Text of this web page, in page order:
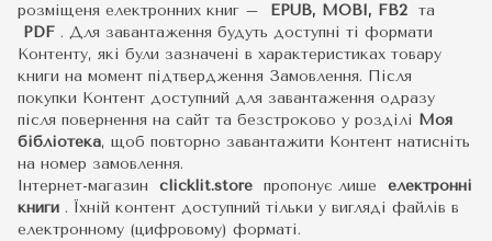
розміщеня електронних книг –
EPUB, MOBI, FB2 та
PDF . Для завантаження будуть доступні ті формати
Контенту, які були зазначені в характеристиках товару
книги на момент підтвердження Замовлення. Після
покупки Контент доступний для завантаження одразу
після повернення на сайт та безстроково у розділі Моя
бібліотека, щоб повторно завантажити Контент натисніть
на номер замовлення.
Інтернет-магазин clicklit.store пропонує лише електронні
книги . Їхній контент доступний тільки у вигляді файлів в
електронному (цифровому) форматі.